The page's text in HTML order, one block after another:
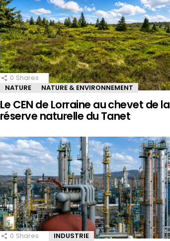
0 Shares
NATURE
NATURE & ENVIRONNEMENT
Le CEN de Lorraine au chevet de la
réserve naturelle du Tanet
0 Shares INDUSTRIE